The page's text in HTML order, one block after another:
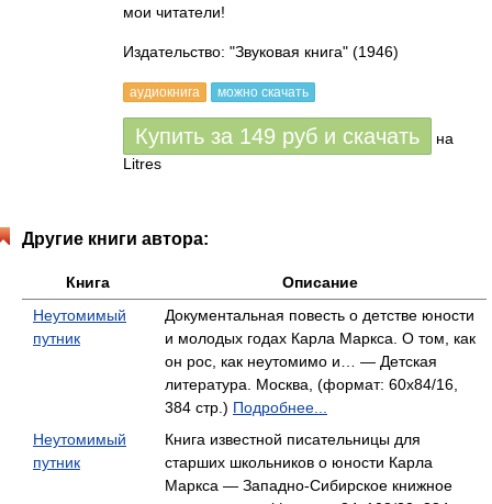
мои читатели!
Издательство: "Звуковая книга" (1946)
аудиокнига можно скачать
Купить за 149 руб и скачать
на
Litres
Другие книги автора:
Книга
Описание
Неутомимый
путник
Документальная повесть о детстве юности
и молодых годах Карла Маркса. О том, как
он рос, как неутомимо и… — Детская
литература. Москва, (формат: 60x84/16,
384 стр.) Подробнее...
Неутомимый
путник
Книга известной писательницы для
старших школьников о юности Карла
Маркса — Западно-Сибирское книжное